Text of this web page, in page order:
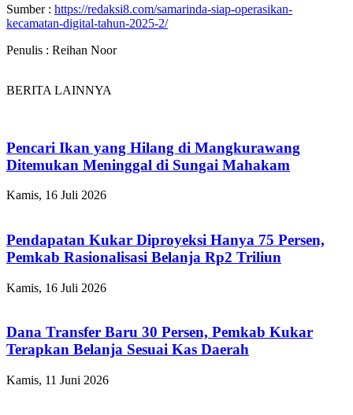
Sumber : https://redaksi8.com/samarinda-siap-operasikan-
kecamatan-digital-tahun-2025-2/
Penulis : Reihan Noor
BERITA LAINNYA
Pencari Ikan yang Hilang di Mangkurawang
Ditemukan Meninggal di Sungai Mahakam
Kamis, 16 Juli 2026
Pendapatan Kukar Diproyeksi Hanya 75 Persen,
Pemkab Rasionalisasi Belanja Rp2 Triliun
Kamis, 16 Juli 2026
Dana Transfer Baru 30 Persen, Pemkab Kukar
Terapkan Belanja Sesuai Kas Daerah
Kamis, 11 Juni 2026